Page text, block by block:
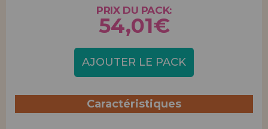
PRIX DU PACK:
54,01€
AJOUTER LE PACK
Caractéristiques